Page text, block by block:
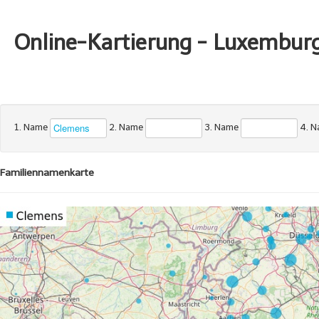
Online-Kartierung -
1. Name 2. Name 3. Name 4.
Familiennamenkarte